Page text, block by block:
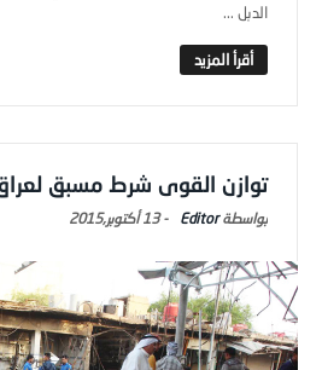
الدبل ...
توازن القوى شرط مسبق
Editor
-13 أكتوبر,2015